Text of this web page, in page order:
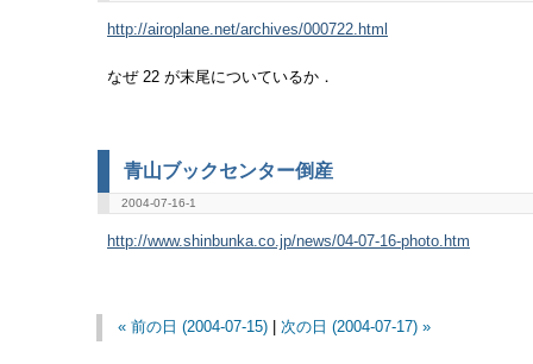
http://airoplane.net/archives/000722.html
なぜ 22 が末尾についているか．
青山ブックセンター倒産
2004-07-16-1
http://www.shinbunka.co.jp/news/04-07-16-photo.htm
« 前の日 (2004-07-15) |次の日 (2004-07-17) »